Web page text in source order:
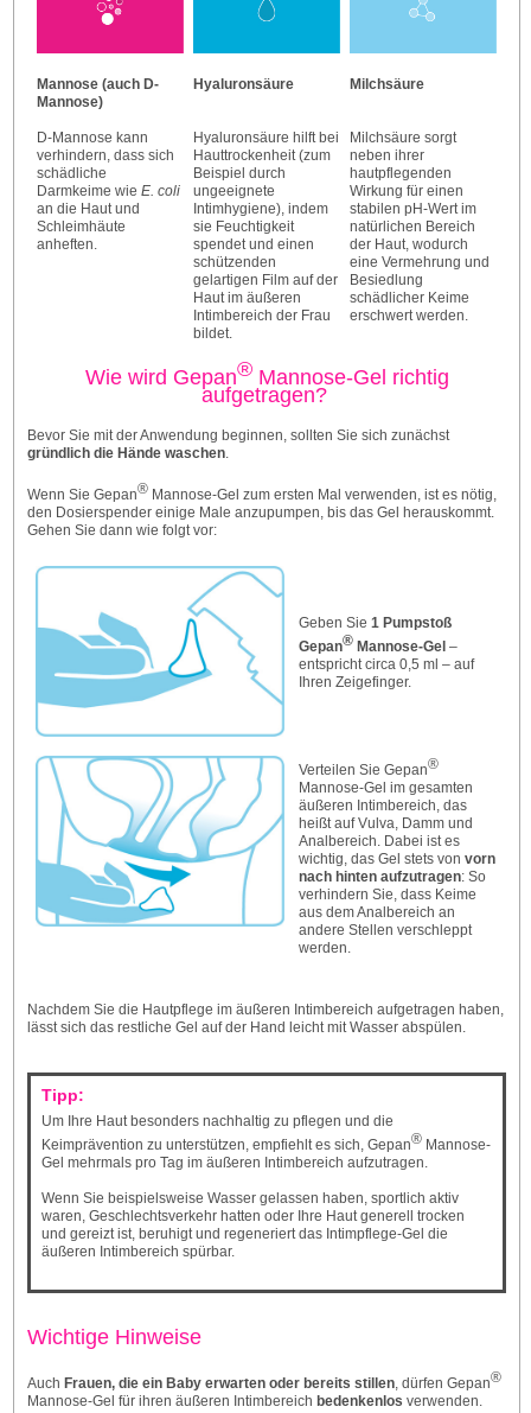
Mannose (auch D-
Mannose)
D-Mannose kann
verhindern, dass sich
schädliche
Darmkeime wieE. coli
an die Haut und
Schleimhäute
anheften.
Hyaluronsäure
Hyaluronsäure hilft bei
Hauttrockenheit (zum
Beispiel durch
ungeeignete
Intimhygiene), indem
sie Feuchtigkeit
spendet und einen
schützenden
gelartigen Film auf der
Haut im äußeren
Intimbereich der Frau
bildet.
Milchsäure
Milchsäure sorgt
neben ihrer
hautpflegenden
Wirkung für einen
stabilen pH-Wert im
natürlichen Bereich
der Haut, wodurch
eine Vermehrung und
Besiedlung
schädlicher Keime
erschwert werden.
Wie wird Gepan®Mannose-Gel richtig
aufgetragen?
Bevor Sie mit der Anwendung beginnen, sollten Sie sich zunächst
gründlich die Hände waschen.
Wenn Sie Gepan®Mannose-Gel zum ersten Mal verwenden, ist es nötig,
den Dosierspender einige Male anzupumpen, bis das Gel herauskommt.
Gehen Sie dann wie folgt vor:
Geben Sie 1 Pumpstoß
Gepan®Mannose-Gel–
entspricht circa 0,5 ml – auf
Ihren Zeigefinger.
Verteilen Sie Gepan®
Mannose-Gel im gesamten
äußeren Intimbereich, das
heißt auf Vulva, Damm und
Analbereich. Dabei ist es
wichtig, das Gel stets von vorn
nach hinten aufzutragen: So
verhindern Sie, dass Keime
aus dem Analbereich an
andere Stellen verschleppt
werden.
Nachdem Sie die Hautpflege im äußeren Intimbereich aufgetragen haben,
lässt sich das restliche Gel auf der Hand leicht mit Wasser abspülen.
Tipp:
Um Ihre Haut besonders nachhaltig zu pflegen und die
Keimprävention zu unterstützen, empfiehlt es sich, Gepan®Mannose-
Gel mehrmals pro Tag im äußeren Intimbereich aufzutragen.
Wenn Sie beispielsweise Wasser gelassen haben, sportlich aktiv
waren, Geschlechtsverkehr hatten oder Ihre Haut generell trocken
und gereizt ist, beruhigt und regeneriert das Intimpflege-Gel die
äußeren Intimbereich spürbar.
Wichtige Hinweise
Auch Frauen, die ein Baby erwarten oder bereits stillen, dürfen Gepan®
Mannose-Gel für ihren äußeren Intimbereich bedenkenlos verwenden.